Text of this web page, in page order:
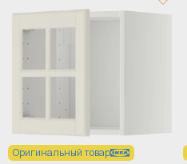
Оригинальный товар